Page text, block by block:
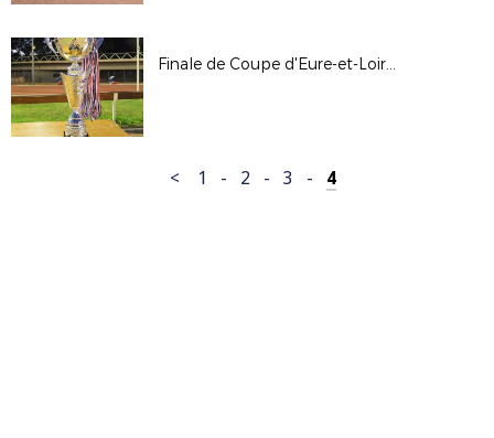
Finale de Coupe d'Eure-et-Loir Seniors
< 1 - 2 - 3 - 4